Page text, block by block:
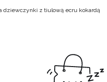
dziewczynki z tiulową ecru kokardą